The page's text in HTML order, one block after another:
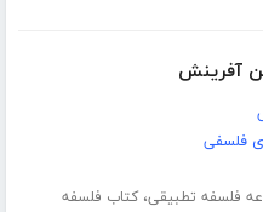
آفرینش
فلسفی
فلسفه تطبیقی،کتاب فلسفه